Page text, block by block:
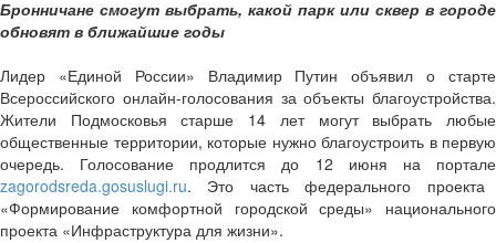
Бронничане смогут выбрать, какой парк или сквер в городе
обновят в ближайшие годы
Лидер «Единой России» Владимир Путин объявил о старте
Всероссийского онлайн-голосования за объекты благоустройства.
Жители Подмосковья старше 14 лет могут выбрать любые
общественные территории, которые нужно благоустроить в первую
очередь. Голосование продлится до 12 июня на портале
zagorodsreda.gosuslugi.ru. Это часть федерального проекта
«Формирование комфортной городской среды» национального
проекта «Инфраструктура для жизни».